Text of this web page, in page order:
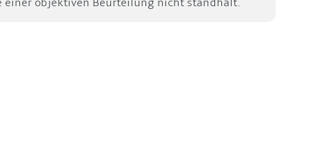
einer objektiven Beurteilung nicht standhält.